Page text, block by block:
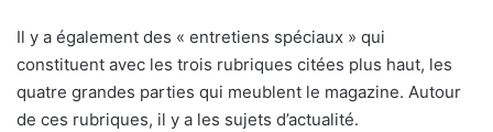
Il y a également des « entretiens spéciaux » qui
constituent avec les trois rubriques citées plus haut, les
quatre grandes parties qui meublent le magazine. Autour
de ces rubriques, il y a les sujets d’actualité.